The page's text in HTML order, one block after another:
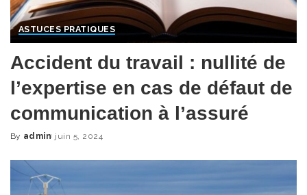
ASTUCES PRATIQUES
Accident du travail : nullité de
l’expertise en cas de défaut de
communication à l’assuré
Posted
By admin juin 5, 2024